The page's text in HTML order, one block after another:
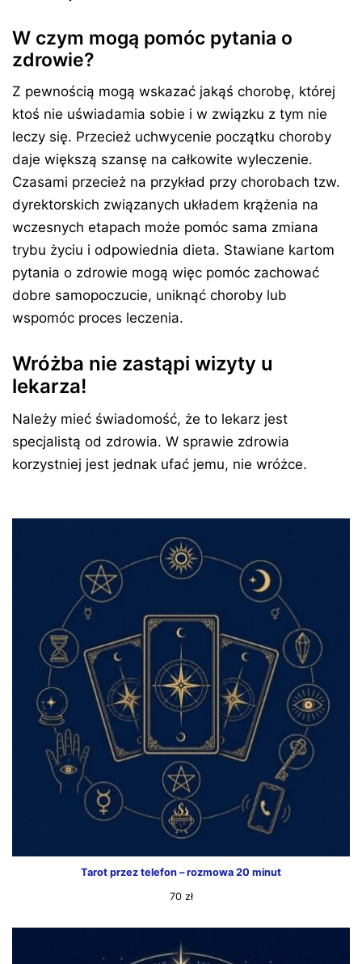
W czym mogą pomóc pytania o
zdrowie?
Z pewnością mogą wskazać jakąś chorobę, której
ktoś nie uświadamia sobie i w związku z tym nie
leczy się. Przecież uchwycenie początku choroby
daje większą szansę na całkowite wyleczenie.
Czasami przecież na przykład przy chorobach tzw.
dyrektorskich związanych układem krążenia na
wczesnych etapach może pomóc sama zmiana
trybu życiu i odpowiednia dieta. Stawiane kartom
pytania o zdrowie mogą więc pomóc zachować
dobre samopoczucie, uniknąć choroby lub
wspomóc proces leczenia.
Wróżba nie zastąpi wizyty u
lekarza!
Należy mieć świadomość, że to lekarz jest
specjalistą od zdrowia. W sprawie zdrowia
korzystniej jest jednak ufać jemu, nie wróżce.
Tarot przez telefon – rozmowa 20 minut
70 zł